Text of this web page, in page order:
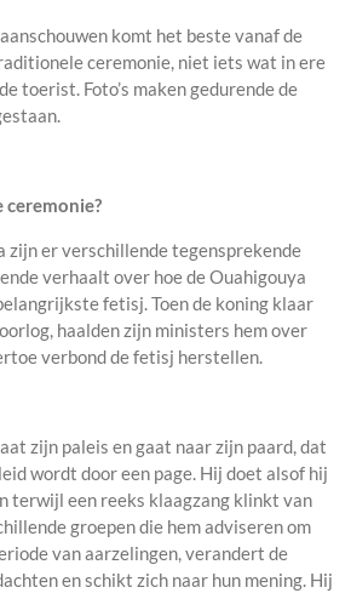
komt het beste vanaf de
ceremonie, niet iets wat in ere
toerist. Foto’s maken gedurende de
ceremonie?
zijn er verschillende tegensprekende
verhaalt over hoe de Ouahigouya
fetisj. Toen de koning klaar
haalden zijn ministers hem over
verbond de fetisj herstellen.
zijn paleis en gaat naar zijn paard, dat
wordt door een page. Hij doet alsof hij
terwijl een reeks klaagzang klinkt van
groepen die hem adviseren om
van aarzelingen, verandert de
en schikt zich naar hun mening. Hij